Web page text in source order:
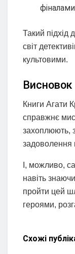
фіналами
Такий
світ
культовими.
Висновок
Книги Агати
справжнє
захоплюють,
задоволення
І, можливо,
навіть
пройти цей
героями,
Схожі